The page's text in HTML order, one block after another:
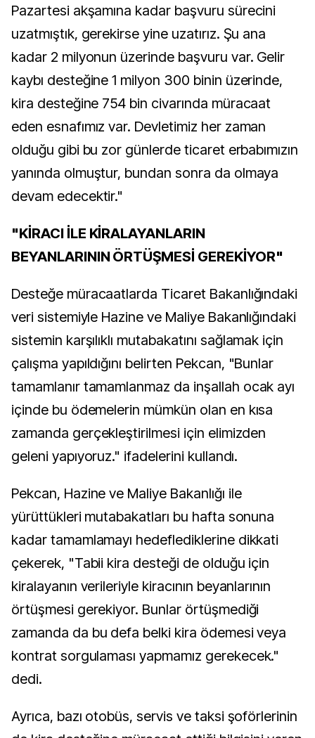
Pazartesi akşamına kadar başvuru sürecini
uzatmıştık, gerekirse yine uzatırız. Şu ana
kadar 2 milyonun üzerinde başvuru var. Gelir
kaybı desteğine 1 milyon 300 binin üzerinde,
kira desteğine 754 bin civarında müracaat
eden esnafımız var. Devletimiz her zaman
olduğu gibi bu zor günlerde ticaret erbabımızın
yanında olmuştur, bundan sonra da olmaya
devam edecektir."
"KİRACI İLE KİRALAYANLARIN
BEYANLARININ ÖRTÜŞMESİ GEREKİYOR"
Desteğe müracaatlarda Ticaret Bakanlığındaki
veri sistemiyle Hazine ve Maliye Bakanlığındaki
sistemin karşılıklı mutabakatını sağlamak için
çalışma yapıldığını belirten Pekcan, "Bunlar
tamamlanır tamamlanmaz da inşallah ocak ayı
içinde bu ödemelerin mümkün olan en kısa
zamanda gerçekleştirilmesi için elimizden
geleni yapıyoruz." ifadelerini kullandı.
Pekcan, Hazine ve Maliye Bakanlığı ile
yürüttükleri mutabakatları bu hafta sonuna
kadar tamamlamayı hedeflediklerine dikkati
çekerek, "Tabii kira desteği de olduğu için
kiralayanın verileriyle kiracının beyanlarının
örtüşmesi gerekiyor. Bunlar örtüşmediği
zamanda da bu defa belki kira ödemesi veya
kontrat sorgulaması yapmamız gerekecek."
dedi.
Ayrıca, bazı otobüs, servis ve taksi şoförlerinin